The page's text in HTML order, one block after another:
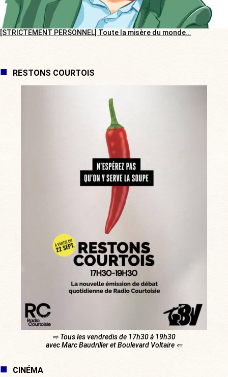
[STRICTEMENT PERSONNEL] Toute la misère du monde…
RESTONS COURTOIS
⇨ Tous les vendredis de 17h30 à 19h30
avec Marc Baudriller et Boulevard Voltaire ⇦
CINÉMA